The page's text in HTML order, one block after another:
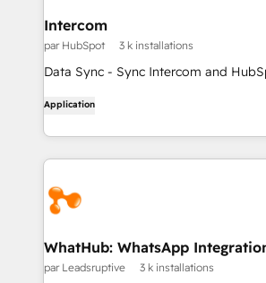
Intercom
par HubSpot 3 k installations
Data Sync - Sync Intercom and
Application
WhatHub: WhatsApp
par Leadsruptive 3 k installations